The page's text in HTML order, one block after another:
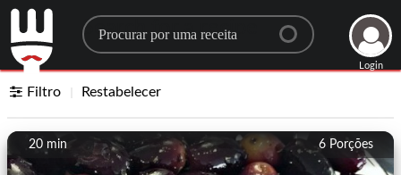
Search for a recipe
Login
Filtro Restabelecer
6 Porções
20 min